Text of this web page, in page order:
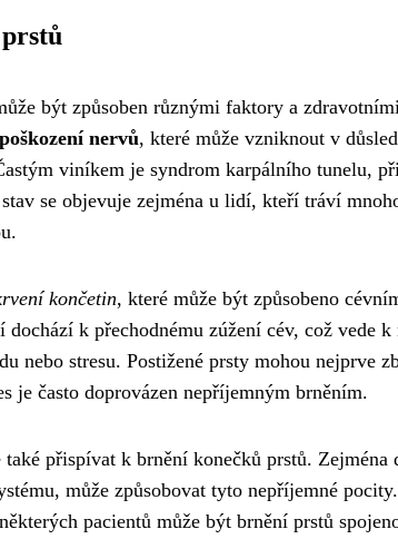
být způsoben různými faktory a
nervů, které může vzniknout v
viníkem je syndrom karpálního tunelu,
se objevuje zejména u lidí, kteří tráví
končetin, které může být způsobeno
k přechodnému zúžení cév, což vede k
nebo stresu. Postižené prsty mohou nejprve
je často doprovázen nepříjemným brněním.
také přispívat k brnění konečků prstů.
může způsobovat tyto nepříjemné
pacientů může být brnění prstů